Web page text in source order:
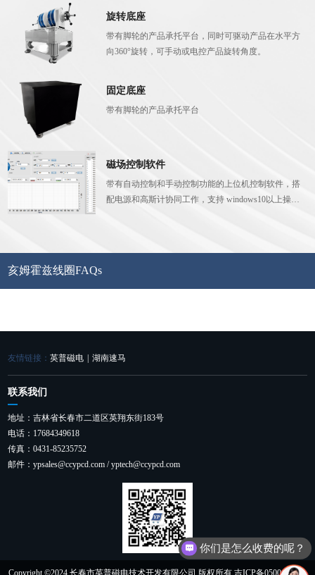
旋转底座
带有脚轮的产品承托平台，同时可驱动产品在水平方
向360°旋转，可手动或电控产品旋转角度。
固定底座
带有脚轮的产品承托平台
磁场控制软件
带有自动控制和手动控制功能的上位机控制软件，搭
配电源和高斯计协同工作，支持 windows10以上操作
亥姆霍兹线圈FAQs
友情链接：英普磁电 湖南速马
联系我们
地址：吉林省长春市二道区英翔东街183号
电话：17684349618
传真：0431-85235752
邮件：ypsales@ccypcd.com / yptech@ccypcd.com
Copyright ©2024 长春市英普磁电技术开发有限公司 版权所有 吉ICP备05001052号
你们是怎么收费的呢？